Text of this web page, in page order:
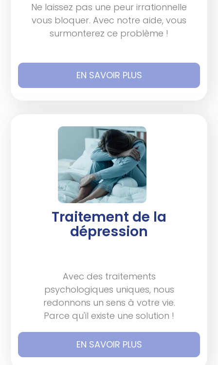
Ne laissez pas une peur irrationnelle
vous bloquer. Avec notre aide, vous
surmonterez ce problème !
EN SAVOIR PLUS
Traitement de la
dépression
Avec des traitements
psychologiques uniques, nous
redonnons un sens à votre vie.
Parce qu'il existe une solution !
EN SAVOIR PLUS